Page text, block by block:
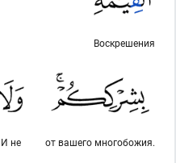
Воскрешения
от вашего многобожия.
И не